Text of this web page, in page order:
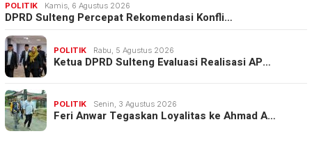
POLITIK Kamis, 6 Agustus 2026
DPRD Sulteng Percepat Rekomendasi Konfli…
POLITIK Rabu, 5 Agustus 2026
Ketua DPRD Sulteng Evaluasi Realisasi AP…
POLITIK Senin, 3 Agustus 2026
Feri Anwar Tegaskan Loyalitas ke Ahmad A…